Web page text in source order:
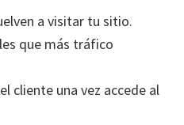
a visitar tu sitio.
que más tráfico
cliente una vez accede al